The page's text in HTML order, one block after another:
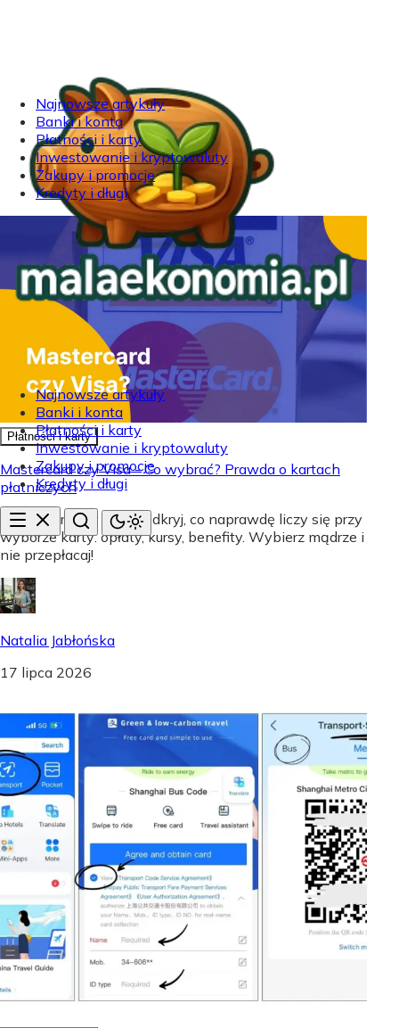
Najnowsze artykuły
Banki i konta
Płatności i karty
Inwestowanie i kryptowaluty
Zakupy i promocje
Kredyty i długi
Najnowsze artykuły
Banki i konta
Płatności i karty
Inwestowanie i kryptowaluty
Zakupy i promocje
Kredyty i długi
Płatności i karty
Mastercard czy Visa - Co wybrać? Prawda o kartach
płatniczych
Mastercard czy Visa? Odkryj, co naprawdę liczy się przy
wyborze karty: opłaty, kursy, benefity. Wybierz mądrze i
nie przepłacaj!
Natalia Jabłońska
17 lipca 2026